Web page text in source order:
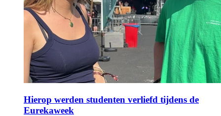
Hierop werden studenten verliefd tijdens de
Eurekaweek